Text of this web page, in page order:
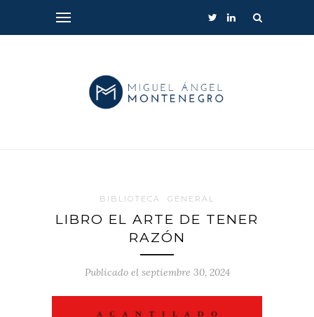
BIBLIOTECA GENERAL
LIBRO EL ARTE DE TENER
RAZÓN
Publicado el septiembre 30, 2024